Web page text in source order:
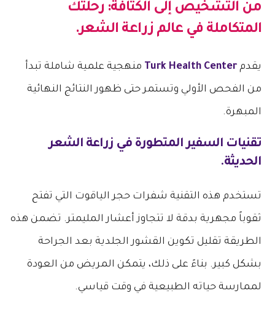
من التشخيص إلى الكثافة: رحلتك
المتكاملة في عالم زراعة الشعر.
يقدمTurk Health Center منهجية علمية شاملة تبدأ
من الفحص الأولي وتستمر حتى ظهور النتائج النهائية
المبهرة.
تقنيات السفير المتطورة في زراعة الشعر
الحديثة.
تستخدم هذه التقنية شفرات حجر الياقوت التي تفتح
ثقوباً مجهرية بدقة لا تتجاوز أعشار المليمتر. تضمن هذه
الطريقة تقليل تكوين القشور الجلدية بعد الجراحة
بشكل كبير. بناءً على ذلك، يتمكن المريض من العودة
لممارسة حياته الطبيعية في وقت قياسي.